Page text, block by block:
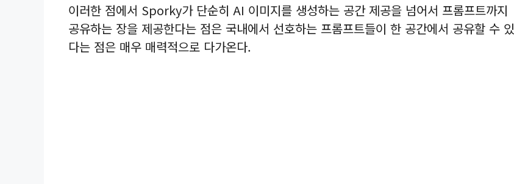
이러한 점에서 Sporky가 단순히 AI 이미지를 생성하는 공간 제공을 넘어서 프롬프트까지
공유하는 장을 제공한다는 점은 국내에서 선호하는 프롬프트들이 한 공간에서 공유할 수 있
다는 점은 매우 매력적으로 다가온다.